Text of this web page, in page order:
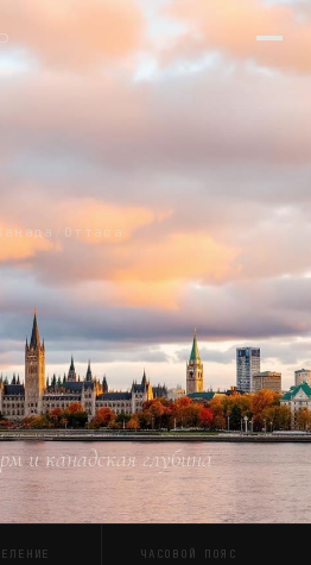
Оттава
и канадская глубина
ЧАСОВОЙ ПОЯС